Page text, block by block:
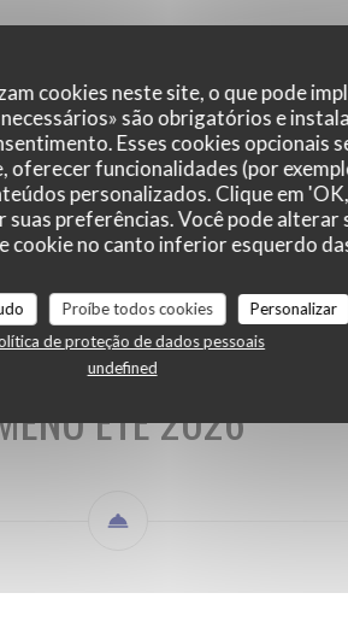
cookies neste site, o que pode
são obrigatórios e
Esses cookies opcionais
oferecer funcionalidades (por
personalizados. Clique em
preferências. Você pode alterar
cookie no canto inferior esquerdo
Proíbe todos cookies
Personalizar
de proteção de dados pessoais
undefined
MENU ETE 2026 BOISSONS
ETE 2026